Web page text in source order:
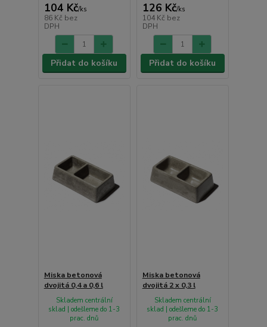
104 Kč/ks
86 Kč bez
DPH
Přidat do košíku
126 Kč/ks
104 Kč bez
DPH
Přidat do košíku
Miska betonová
dvojitá 0,4 a 0,6 l
Skladem centrální
sklad | odešleme do 1-3
prac. dnů
Miska betonová
dvojitá 2 x 0,3 l
Skladem centrální
sklad | odešleme do 1-3
prac. dnů